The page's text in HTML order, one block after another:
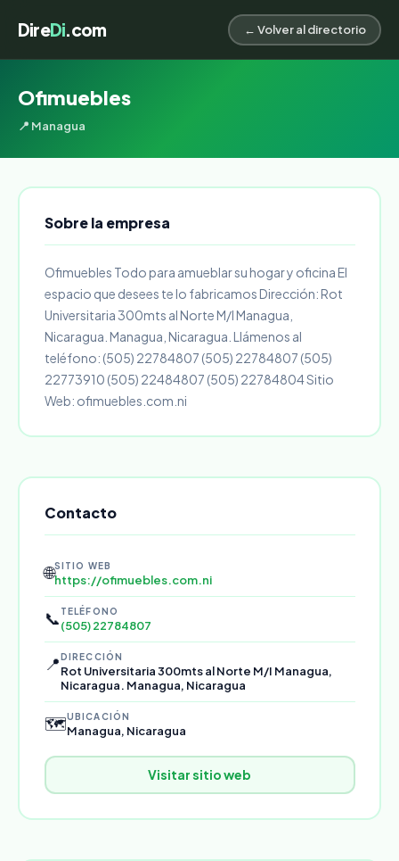
DireDi.com ← Volver al directorio
Ofimuebles
📍 Managua
Sobre la empresa
Ofimuebles Todo para amueblar su hogar y oficina El
espacio que desees te lo fabricamos Dirección: Rot
Universitaria 300mts al Norte M/I Managua,
Nicaragua. Managua, Nicaragua. Llámenos al
teléfono: (505) 22784807 (505) 22784807 (505)
22773910 (505) 22484807 (505) 22784804 Sitio
Web: ofimuebles.com.ni
Contacto
🌐SITIO WEB
https://ofimuebles.com.ni
📞 TELÉFONO
(505) 22784807
📍DIRECCIÓN
Rot Universitaria 300mts al Norte M/I Managua,
Nicaragua. Managua, Nicaragua
🗺️UBICACIÓN
Managua, Nicaragua
Visitar sitio web